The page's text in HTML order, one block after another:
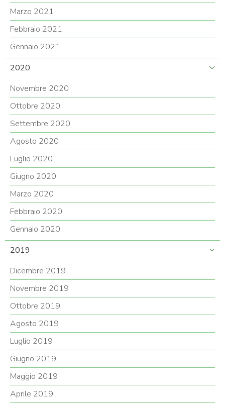
Marzo 2021
Febbraio 2021
Gennaio 2021
2020
Novembre 2020
Ottobre 2020
Settembre 2020
Agosto 2020
Luglio 2020
Giugno 2020
Marzo 2020
Febbraio 2020
Gennaio 2020
2019
Dicembre 2019
Novembre 2019
Ottobre 2019
Agosto 2019
Luglio 2019
Giugno 2019
Maggio 2019
Aprile 2019